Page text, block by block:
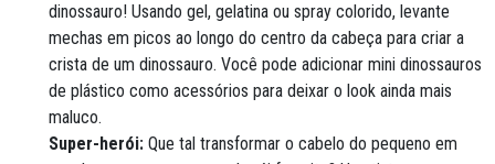
dinossauro! Usando gel, gelatina ou spray colorido, levante
mechas em picos ao longo do centro da cabeça para criar a
crista de um dinossauro. Você pode adicionar mini dinossauros
de plástico como acessórios para deixar o look ainda mais
maluco.
Super-herói: Que tal transformar o cabelo do pequeno em